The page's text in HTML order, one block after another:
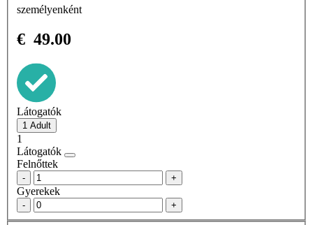
személyenként
€ 49.00
Látogatók
1
Látogatók
Felnőttek
- +
Gyerekek
- +